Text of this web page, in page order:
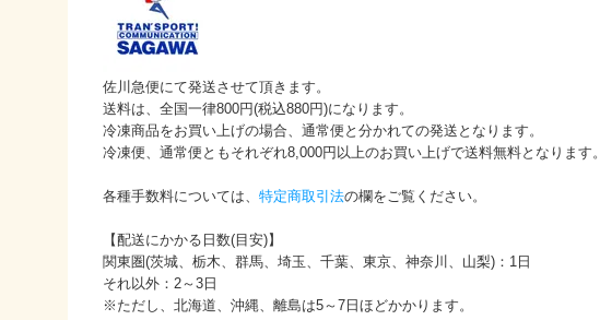
佐川急便にて発送させて頂きます。
送料は、全国一律800円(税込880円)になります。
冷凍商品をお買い上げの場合、通常便と分かれての発送となります。
冷凍便、通常便ともそれぞれ8,000円以上のお買い上げで送料無料となります。
各種手数料については、 特定商取引法の欄をご覧ください。
【配送にかかる日数(目安)】
関東圏(茨城、栃木、群馬、埼玉、千葉、東京、神奈川、山梨)：1日
それ以外：2～3日
※ただし、北海道、沖縄、離島は5～7日ほどかかります。